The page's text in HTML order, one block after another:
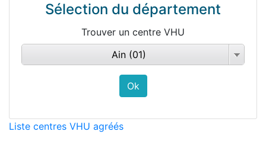
Sélection du département
Trouver un centre VHU
Ain (01)
Liste centres VHU agréés